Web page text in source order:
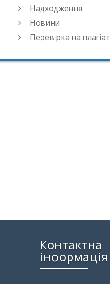
Надходження
Новини
Перевірка на плагіат
Контактна
інформація